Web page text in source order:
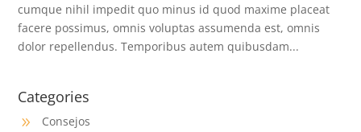
cumque nihil impedit quo minus id quod maxime placeat
facere possimus, omnis voluptas assumenda est, omnis
dolor repellendus. Temporibus autem quibusdam...
Categories
9 Consejos